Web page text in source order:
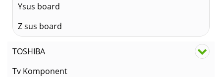
Ysus board
Z sus board
TOSHIBA
Tv Komponent